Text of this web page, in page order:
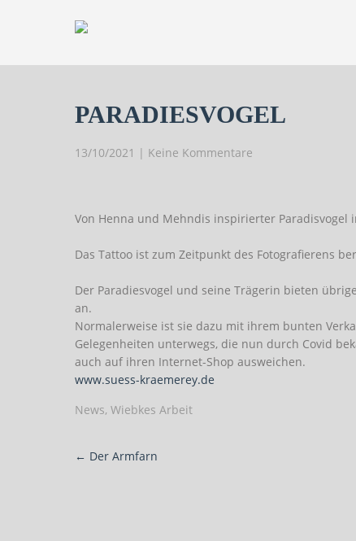
PARADIESVOGEL
13/10/2021 | Keine Kommentare
Von Henna und Mehndis inspirierter
Das Tattoo ist zum Zeitpunkt des Fotografierens
Der Paradiesvogel und seine Trägerin bieten
an.
Normalerweise ist sie dazu mit ihrem bunten
Gelegenheiten unterwegs, die nun durch Covid
auch auf ihren Internet-Shop ausweichen.
www.suess-kraemerey.de
News, Wiebkes Arbeit
Post
navigation
← Der Armfarn